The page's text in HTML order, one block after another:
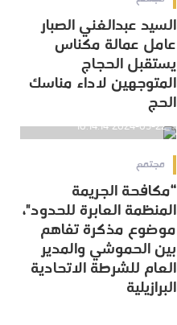
السيد عبدالغني الصبار
عامل عمالة مكناس
يستقبل الحجاج
المتوجهين لاداء مناسك
الحج
2024-05-22 10:14:14
مجتمع
“مكافحة الجريمة
المنظمة العابرة للحدود"،
موضوع مذكرة تفاهم
بين الحموشي والمدير
العام للشرطة الاتحادية
البرازيلية